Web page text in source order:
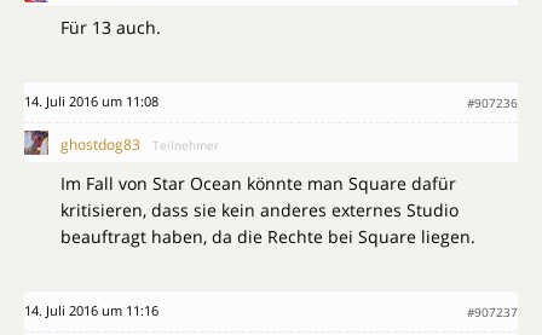
Für 13 auch.
14. Juli 2016 um 11:08 #907236
ghostdog83 Teilnehmer
Im Fall von Star Ocean könnte man Square dafür
kritisieren, dass sie kein anderes externes Studio
beauftragt haben, da die Rechte bei Square liegen.
14. Juli 2016 um 11:16 #907237